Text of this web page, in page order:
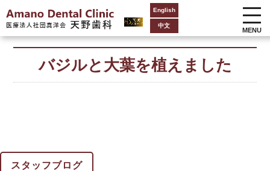
English
中文
MENU
バジルと大葉を植えました
スタッフブログ